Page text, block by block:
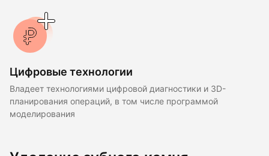
Цифровые технологии
Владеет технологиями цифровой диагностики и 3D-
планирования операций, в том числе программой
моделирования